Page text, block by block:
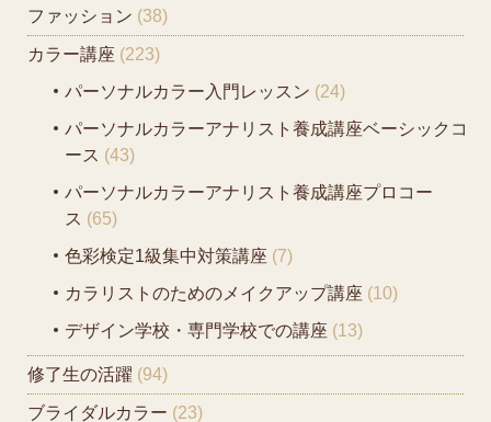
ファッション (38)
カラー講座 (223)
パーソナルカラー入門レッスン (24)
パーソナルカラーアナリスト養成講座ベーシックコ
ース (43)
パーソナルカラーアナリスト養成講座プロコー
ス (65)
色彩検定1級集中対策講座 (7)
カラリストのためのメイクアップ講座 (10)
デザイン学校・専門学校での講座 (13)
修了生の活躍 (94)
ブライダルカラー (23)